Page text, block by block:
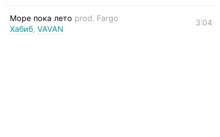
Море пока лето prod. Fargo
Хабиб, VAVAN
3:04